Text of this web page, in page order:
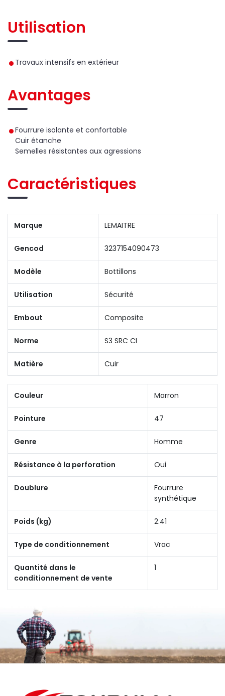
Utilisation
Travaux intensifs en extérieur
Avantages
Fourrure isolante et confortable
Cuir étanche
Semelles résistantes aux agressions
Caractéristiques
Marque LEMAITRE
Gencod 3237154090473
Modèle Bottillons
Utilisation Sécurité
Embout Composite
Norme S3 SRC CI
Matière Cuir
Couleur Marron
Pointure 47
Genre Homme
Résistance à la perforation Oui
Doublure
Fourrure
synthétique
Poids (kg) 2.41
Type de conditionnement Vrac
Quantité dans le
conditionnement de vente
1